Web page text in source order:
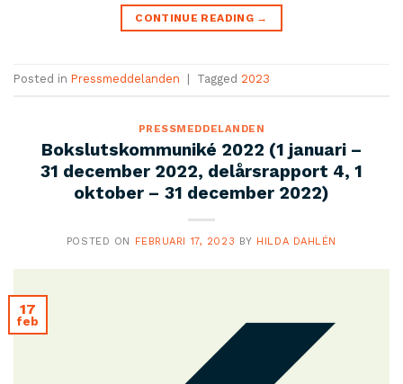
CONTINUE READING →
Posted in Pressmeddelanden Tagged 2023
PRESSMEDDELANDEN
Bokslutskommuniké 2022 (1 januari –
31 december 2022, delårsrapport 4, 1
oktober – 31 december 2022)
POSTED ON FEBRUARI 17, 2023 BY HILDA DAHLÉN
17
feb